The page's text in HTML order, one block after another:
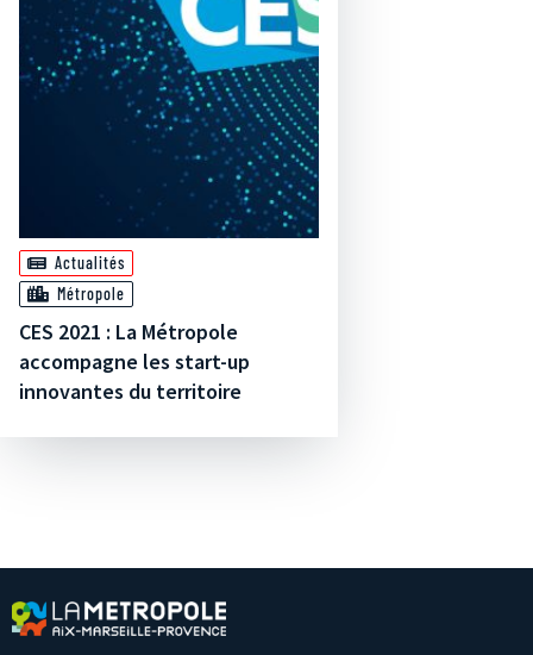
Actualités
Métropole
CES 2021 : La Métropole
accompagne les start-up
innovantes du territoire